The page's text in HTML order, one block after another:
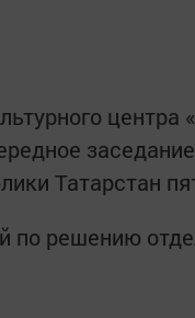
центра
Татарстан
по решению